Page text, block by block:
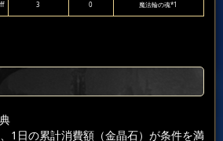
3 0 魔法輪の魂*1
1日の累計消費額（金晶石）が条件を満